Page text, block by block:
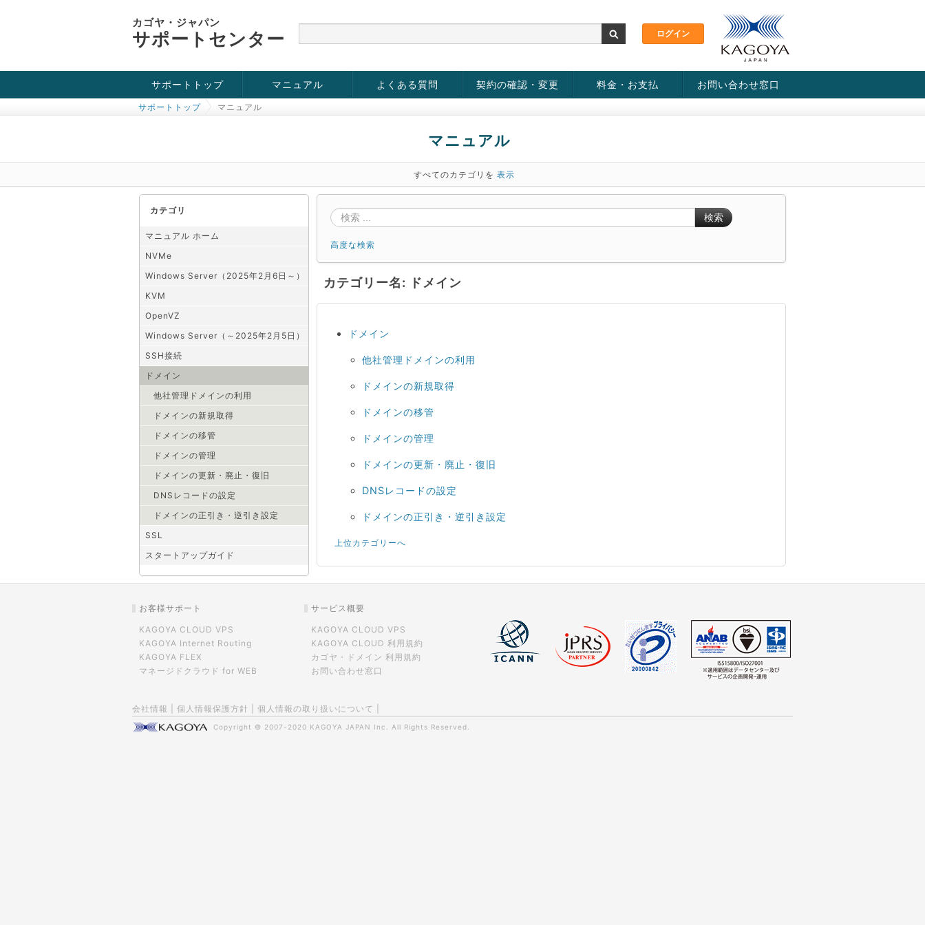
カゴヤ・ジャパン
サポートセンター
サポートトップ
お役立ち情報
チュートリアル
障害・メンテナンス情報
マニュアル
KVM
OpenVZ
Windows Server
SSH接続
ドメイン
SSL
よくある質問 契約の確認・変更 料金・お支払 お問い合わせ窓口
サポートトップ マニュアル
マニュアル
すべてのカテゴリを 表示
カテゴリ
マニュアル ホーム
NVMe
Windows Server（2025年2月6日～）
KVM
OpenVZ
Windows Server（～2025年2月5日）
SSH接続
ドメイン
他社管理ドメインの利用
ドメインの新規取得
ドメインの移管
ドメインの管理
ドメインの更新・廃止・復旧
DNSレコードの設定
ドメインの正引き・逆引き設定
SSL
スタートアップガイド
検索
高度な検索
カテゴリー名: ドメイン
ドメイン
他社管理ドメインの利用
ドメインの新規取得
ドメインの移管
ドメインの管理
ドメインの更新・廃止・復旧
DNSレコードの設定
ドメインの正引き・逆引き設定
上位カテゴリーへ
お客様サポート
KAGOYA CLOUD VPS
KAGOYA Internet Routing
KAGOYA FLEX
マネージドクラウド for WEB
サービス概要
KAGOYA CLOUD VPS
KAGOYA CLOUD 利用規約
カゴヤ・ドメイン 利用規約
お問い合わせ窓口
会社情報 個人情報保護方針 個人情報の取り扱いについて
Copyright © 2007-2020 KAGOYA JAPAN Inc. All Rights Reserved.